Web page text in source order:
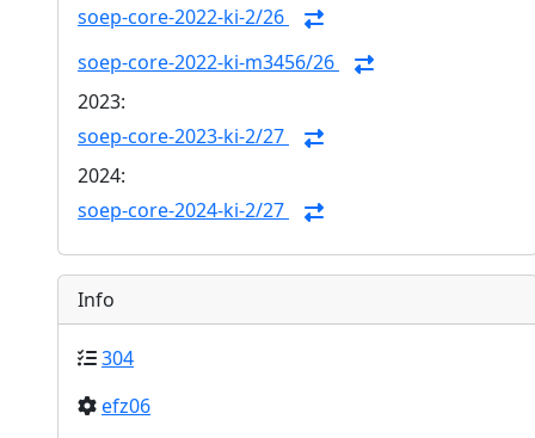
soep-core-2022-ki-2/26
soep-core-2022-ki-m3456/26
2023:
soep-core-2023-ki-2/27
2024:
soep-core-2024-ki-2/27
Info
304
efz06